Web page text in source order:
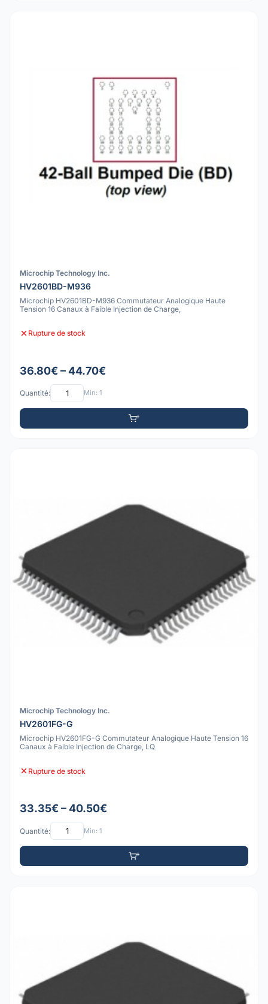
Microchip Technology Inc.
HV2601BD-M936
Microchip HV2601BD-M936 Commutateur Analogique Haute
Tension 16 Canaux à Faible Injection de Charge,
Rupture de stock
36.80€ – 44.70€
Quantité: Min: 1
Microchip Technology Inc.
HV2601FG-G
Microchip HV2601FG-G Commutateur Analogique Haute Tension 16
Canaux à Faible Injection de Charge, LQ
Rupture de stock
33.35€ – 40.50€
Quantité: Min: 1